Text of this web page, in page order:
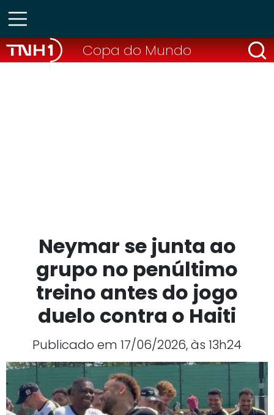
Copa do Mundo
Neymar se junta ao
grupo no penúltimo
treino antes do jogo
duelo contra o Haiti
Publicado em 17/06/2026, às 13h24